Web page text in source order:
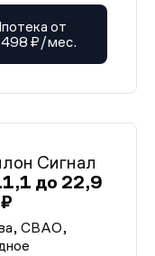
от
₽/мес.
Сигнал
до 22,9
СВАО,